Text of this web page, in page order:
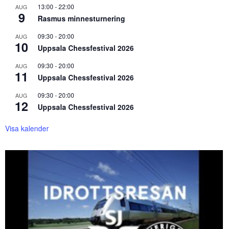
AUG
9
13:00 -22:00
Rasmus minnesturnering
AUG
10
09:30 -20:00
Uppsala Chessfestival 2026
AUG
11
09:30 -20:00
Uppsala Chessfestival 2026
AUG
12
09:30 -20:00
Uppsala Chessfestival 2026
Visa kalender